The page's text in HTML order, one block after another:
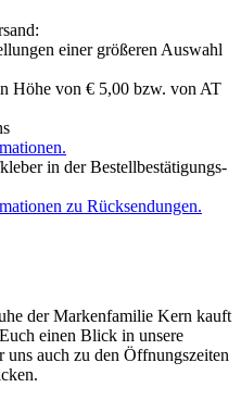
einer größeren Auswahl
Höhe von € 5,00 bzw. von AT
in der Bestellbestätigungs-
zu Rücksendungen.
der Markenfamilie Kern kauft
einen Blick in unsere
auch zu den Öffnungszeiten